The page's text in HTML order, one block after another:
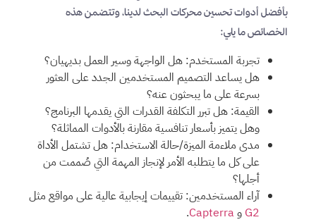
بأفضل أدوات تحسين محركات البحث لدينا، وتتضمن هذه
الخصائص ما يلي:
تجربة المستخدم: هل الواجهة وسير العمل بديهيان؟
هل يساعد التصميم المستخدمين الجدد على العثور
بسرعة على ما يبحثون عنه؟
القيمة: هل تبرر التكلفة القدرات التي يقدمها البرنامج؟
وهل يتميز بأسعار تنافسية مقارنة بالأدوات المماثلة؟
مدى ملاءمة الميزة/حالة الاستخدام: هل تشتمل الأداة
على كل ما يتطلبه الأمر لإنجاز المهمة التي صُممت من
أجلها؟
آراء المستخدمين: تقييمات إيجابية عالية على مواقع مثل
G2 و Capterra
.